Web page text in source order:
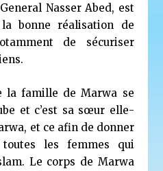
Nasser Abed, est
bonne réalisation de
de sécuriser
la famille de Marwa se
et c’est sa sœur elle-
, et ce afin de donner
les femmes qui
Le corps de Marwa